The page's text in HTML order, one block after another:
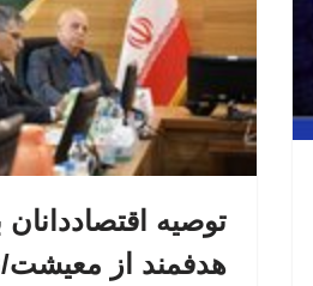
توصیه
هدفمند از